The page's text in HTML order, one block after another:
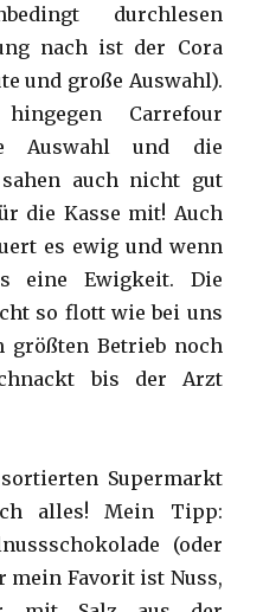
durchlesen
nach ist der Cora
und große Auswahl).
Carrefour
Auswahl und die
auch nicht gut
die Kasse mit! Auch
es ewig und wenn
eine Ewigkeit. Die
so flott wie bei uns
größten Betrieb noch
bis der Arzt
Supermarkt
alles! Mein Tipp:
(oder
mein Favorit ist Nuss,